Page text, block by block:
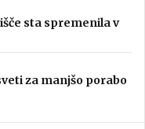
sta spremenila v
za manjšo porabo